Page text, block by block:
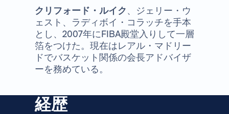
クリフォード・ルイク、ジェリー・ウ
ェスト、ラディボイ・コラッチを手本
とし、2007年にFIBA殿堂入りして一層
箔をつけた。現在はレアル・マドリー
ドでバスケット関係の会長アドバイザ
ーを務めている。
経歴